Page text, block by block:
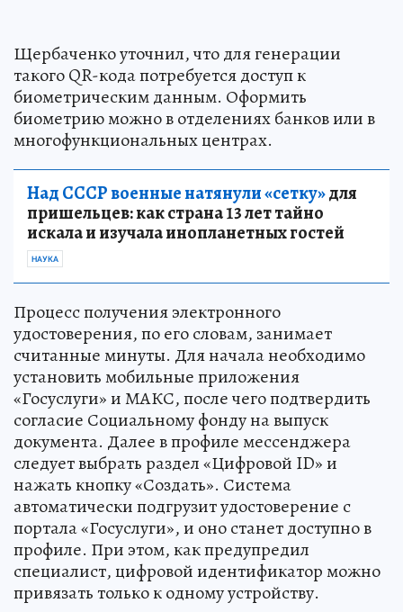
Щербаченко уточнил, что для генерации
такого QR-кода потребуется доступ к
биометрическим данным. Оформить
биометрию можно в отделениях банков или в
многофункциональных центрах.
Над СССР военные натянули «сетку»для
пришельцев: как страна 13 лет тайно
искала и изучала инопланетных гостей
НАУКА
Процесс получения электронного
удостоверения, по его словам, занимает
считанные минуты. Для начала необходимо
установить мобильные приложения
«Госуслуги» и МАКС, после чего подтвердить
согласие Социальному фонду на выпуск
документа. Далее в профиле мессенджера
следует выбрать раздел «Цифровой ID» и
нажать кнопку «Создать». Система
автоматически подгрузит удостоверение с
портала «Госуслуги», и оно станет доступно в
профиле. При этом, как предупредил
специалист, цифровой идентификатор можно
привязать только к одному устройству.